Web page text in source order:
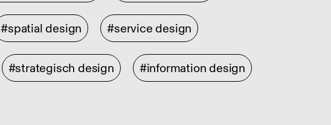
#spatial design #service design
#strategisch design #information design